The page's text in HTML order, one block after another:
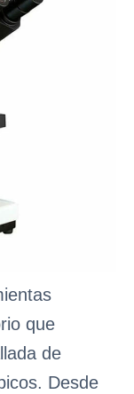
que
de
Desde